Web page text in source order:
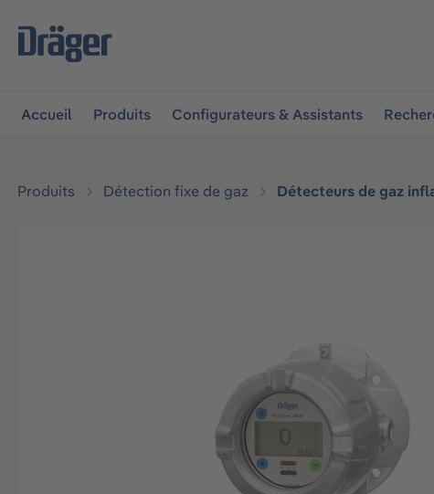
à la navigation principale
Accueil Produits Configurateurs & Assistants
Produits Détection fixe de gaz Détecteurs de gaz